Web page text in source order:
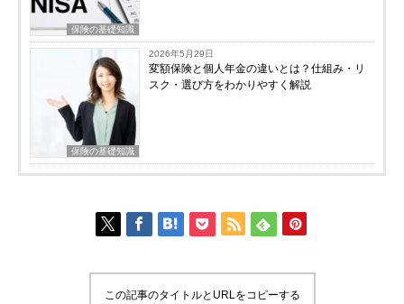
保険の基礎知識
保険の基礎知識
2026年5月29日
変額保険と個人年金の違いとは？仕組み・リ
スク・選び方をわかりやすく解説
この記事のタイトルとURLをコピーする